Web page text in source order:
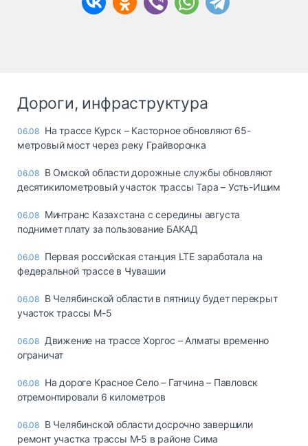
Дороги, инфраструктура
06.08 На трассе Курск – Касторное обновляют 65-
метровый мост через реку Грайворонка
06.08 В Омской области дорожные службы обновляют
десятикилометровый участок трассы Тара – Усть-Ишим
06.08 Минтранс Казахстана с середины августа
поднимет плату за пользование БАКАД
06.08 Первая российская станция LTE заработала на
федеральной трассе в Чувашии
06.08 В Челябинской области в пятницу будет перекрыт
участок трассы М-5
06.08 Движение на трассе Хоргос – Алматы временно
ограничат
06.08 На дороге Красное Село – Гатчина – Павловск
отремонтировали 6 километров
06.08 В Челябинской области досрочно завершили
ремонт участка трассы М‑5 в районе Сима